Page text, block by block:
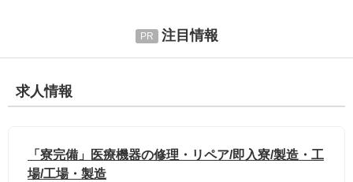
注目情報
求人情報
「寮完備」医療機器の修理・リペア/即入寮/製造・工
場/工場・製造